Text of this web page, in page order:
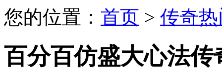
您的位置： 首页 > 传奇
百分百仿盛大心法